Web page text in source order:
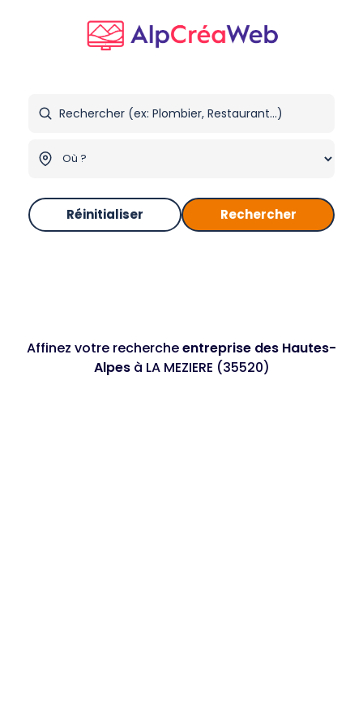
Réinitialiser Rechercher
Affinez votre rechercheentreprise des Hautes-
Alpesà LA MEZIERE (35520)